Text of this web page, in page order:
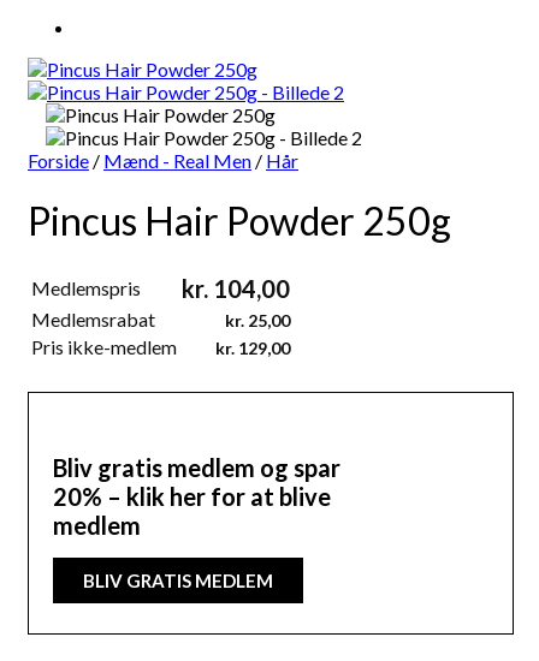
Forside / Mænd - Real Men / Hår
Pincus Hair Powder 250g
Medlemspris kr. 104,00
Medlemsrabat kr. 25,00
Pris ikke-medlem kr. 129,00
Bliv gratis medlem og spar
20% – klik her for at blive
medlem
BLIV GRATIS MEDLEM